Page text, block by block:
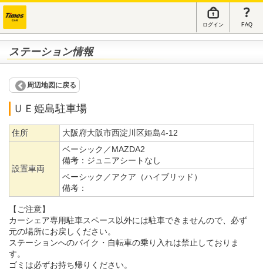
ログイン FAQ
ステーション情報
周辺地図に戻る
ＵＥ姫島駐車場
住所 大阪府大阪市西淀川区姫島4-12
設置車両
ベーシック／MAZDA2
備考： ジュニアシートなし
ベーシック／アクア（ハイブリッド）
備考：
【ご注意】
カーシェア専用駐車スペース以外には駐車できませんので、必ず
元の場所にお戻しください。
ステーションへのバイク・自転車の乗り入れは禁止しておりま
す。
ゴミは必ずお持ち帰りください。